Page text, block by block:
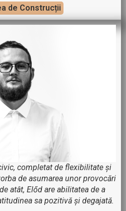
de Construcții
completat de flexibilitate și
de asumarea unor provocări
atât, Előd are abilitatea de a
sa pozitivă și degajată.